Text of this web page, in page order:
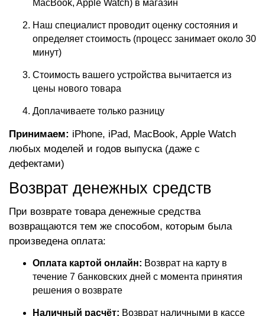
MacBook, Apple Watch) в магазин
Наш специалист проводит оценку состояния и
определяет стоимость (процесс занимает около 30
минут)
Стоимость вашего устройства вычитается из
цены нового товара
Доплачиваете только разницу
Принимаем: iPhone, iPad, MacBook, Apple Watch
любых моделей и годов выпуска (даже с
дефектами)
Возврат денежных средств
При возврате товара денежные средства
возвращаются тем же способом, которым была
произведена оплата:
Оплата картой онлайн: Возврат на карту в
течение 7 банковских дней с момента принятия
решения о возврате
Наличный расчёт: Возврат наличными в кассе